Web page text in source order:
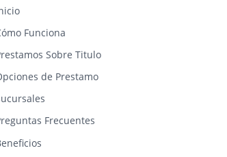
Funciona
Sobre Titulo
de Prestamo
Frecuentes